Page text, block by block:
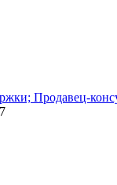
Продавец-